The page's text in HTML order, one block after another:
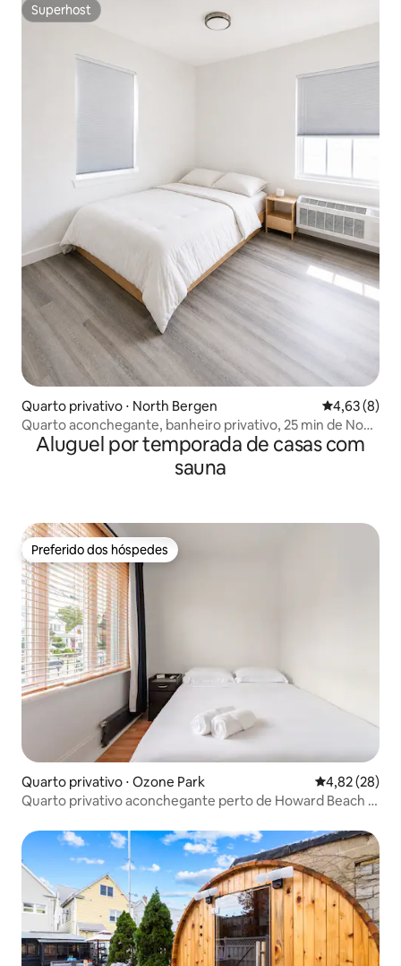
Superhost
Superhost
Quarto privativo ⋅ North Bergen 4,63 de uma
4,63 (8)
Quarto aconchegante, banheiro privativo, 25 min de Nova
York
Aluguel por temporada de casas com
sauna
Preferido dos hóspedes
Preferido dos hóspedes
Quarto privativo ⋅ Ozone Park 4,82 de uma
4,82 (28)
Quarto privativo aconchegante perto de Howard Beach –